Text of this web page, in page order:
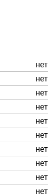
нет
нет
нет
нет
нет
нет
нет
нет
нет
нет